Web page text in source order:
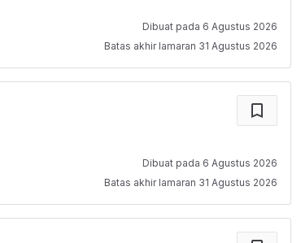
Dibuat pada 6 Agustus 2026
Batas akhir lamaran 31 Agustus 2026
Dibuat pada 6 Agustus 2026
Batas akhir lamaran 31 Agustus 2026